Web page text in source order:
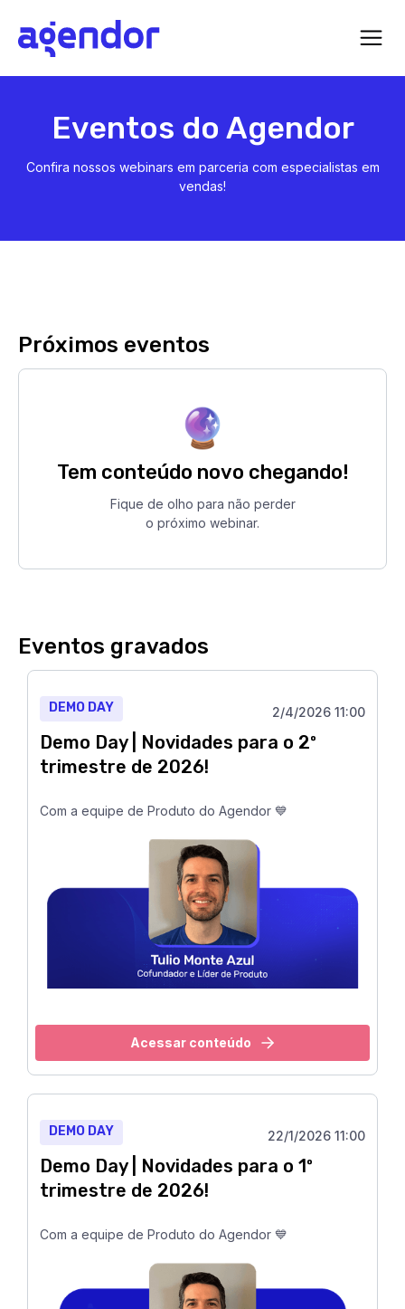
Eventos do Agendor
Confira nossos webinars em parceria com especialistas em
vendas!
Próximos eventos
Tem conteúdo novo chegando!
Fique de olho para não perder
o próximo webinar.
Eventos gravados
DEMO DAY 2/4/2026 11:00
Demo Day | Novidades para o 2º
trimestre de 2026!
Com a equipe de Produto do Agendor 💙
Acessar conteúdo
DEMO DAY 22/1/2026 11:00
Demo Day | Novidades para o 1º
trimestre de 2026!
Com a equipe de Produto do Agendor 💙